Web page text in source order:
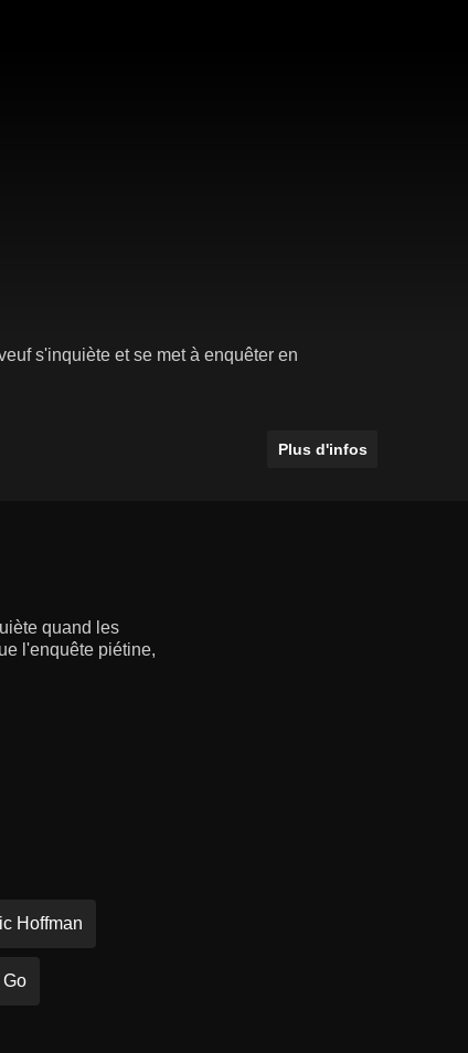
s'inquiète et se met à enquêter en
Plus d'infos
quand les
l'enquête piétine,
Hoffman